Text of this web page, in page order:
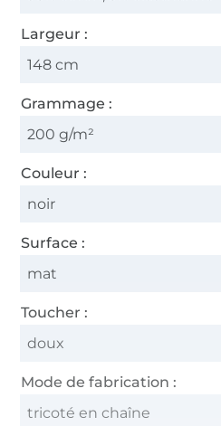
Largeur :
148 cm
Grammage :
200 g/m²
Couleur :
noir
Surface :
mat
Toucher :
doux
Mode de fabrication :
tricoté en chaîne